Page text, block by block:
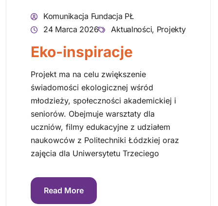
Komunikacja Fundacja PŁ
24 Marca 2026
Aktualności, Projekty
Eko-inspiracje
Projekt ma na celu zwiększenie
świadomości ekologicznej wśród
młodzieży, społeczności akademickiej i
seniorów. Obejmuje warsztaty dla
uczniów, filmy edukacyjne z udziałem
naukowców z Politechniki Łódzkiej oraz
zajęcia dla Uniwersytetu Trzeciego
Read More